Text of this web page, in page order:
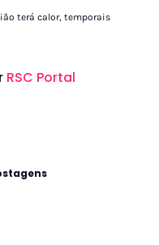
terá calor, temporais
RSC Portal